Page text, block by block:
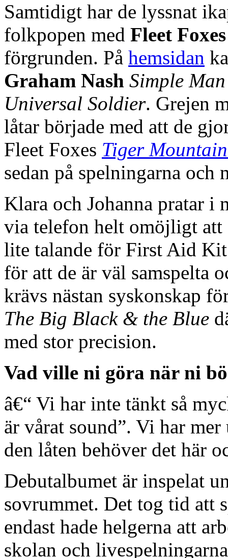
Samtidigt har de lyssnat
folkpopen med Fleet Foxes
förgrunden. På hemsidan
Graham Nash Simple Man
Universal Soldier. Grejen
låtar började med att de
Fleet Foxes Tiger
sedan på spelningarna och
Klara och Johanna pratar i
via telefon helt omöjligt att
lite talande för First Aid
för att de är väl samspelta
krävs nästan syskonskap
The Big Black & the Blue
med stor precision.
Vad ville ni göra när ni
â€“ Vi har inte tänkt så
är vårat sound”. Vi har
den låten behöver det här
Debutalbumet är inspelat
sovrummet. Det tog tid att
endast hade helgerna att
skolan och